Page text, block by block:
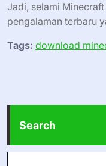
Jadi, selami Minecraft
pengalaman terbaru
Tags: download
Search